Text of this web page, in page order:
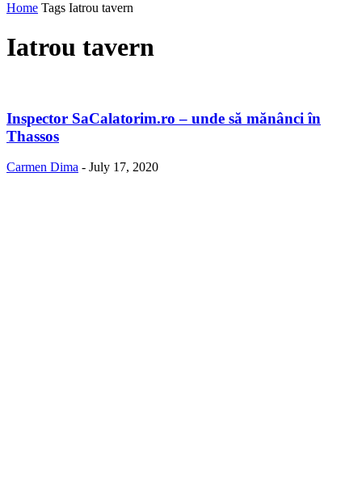
Home Tags Iatrou tavern
Iatrou tavern
Inspector SaCalatorim.ro – unde să mănânci în
Thassos
Carmen Dima - July 17, 2020